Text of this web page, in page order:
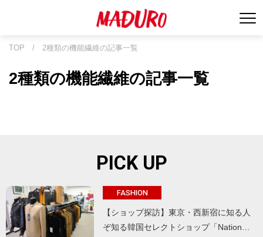
TOP / 2種類の機能繊維の記事一覧
2種類の機能繊維の記事一覧
PICK UP
FASHION
【ショップ探訪】東京・西新宿に知る人
ぞ知る韓国セレクトショップ「Nation…